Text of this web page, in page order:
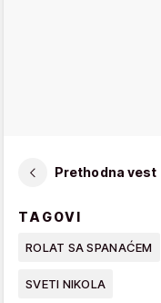
Prethodna vest
TAGOVI
ROLAT SA SPANAĆEM
SVETI NIKOLA